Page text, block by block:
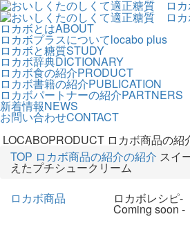
ロカボとはABOUT
ロカボプラスについてlocabo plus
ロカボと糖質STUDY
ロカボ辞典DICTIONARY
ロカボ食の紹介PRODUCT
ロカボ書籍の紹介PUBLICATION
ロカボパートナーの紹介PARTNERS
新着情報NEWS
お問い合わせCONTACT
LOCABOPRODUCT ロカボ商品の紹
TOP ロカボ商品の紹介の紹介 スイ
えたプチシュークリーム
ロカボ商品
ロカボレシピ-
Coming soon -